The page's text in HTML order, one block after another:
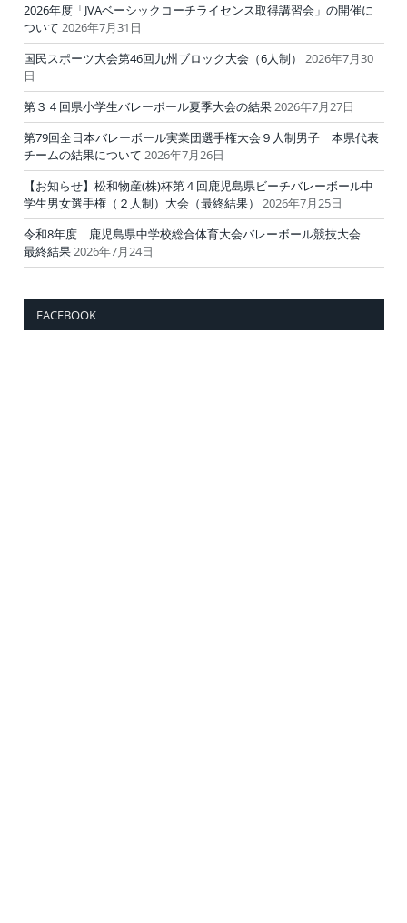
2026年度「JVAベーシックコーチライセンス取得講習会」の開催に
ついて 2026年7月31日
国民スポーツ大会第46回九州ブロック大会（6人制）
2026年7月30
日
第３４回県小学生バレーボール夏季大会の結果2026年7月27日
第79回全日本バレーボール実業団選手権大会９人制男子 本県代表
チームの結果について 2026年7月26日
【お知らせ】松和物産(株)杯第４回鹿児島県ビーチバレーボール中
学生男女選手権（２人制）大会（最終結果）
2026年7月25日
令和8年度 鹿児島県中学校総合体育大会バレーボール競技大会
最終結果2026年7月24日
FACEBOOK